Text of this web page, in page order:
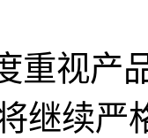
重视产
继续严